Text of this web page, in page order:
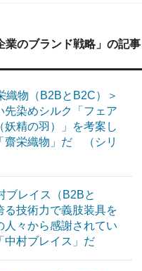
業のブランド戦略」の記事
物（B2BとB2C）＞
先染めシルク「フェア
妖精の羽）」を考案し
齋栄織物」だ （シリ
レイス（B2Bと
る技術力で義肢装具を
人々から感謝されてい
村ブレイス」だ